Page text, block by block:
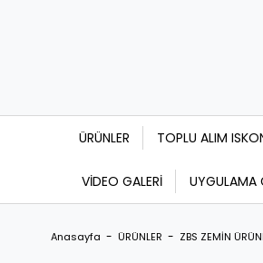
ÜRÜNLER TOPLU ALIM
VİDEO GALERİ UYGULAMA
Anasayfa ÜRÜNLER ZBS ZEMİN